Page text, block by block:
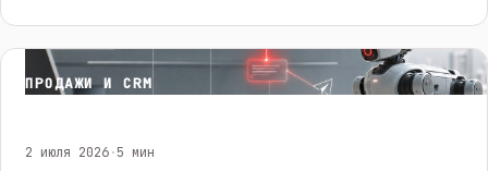
ПРОДАЖИ И CRM
2 июля 2026·5 мин